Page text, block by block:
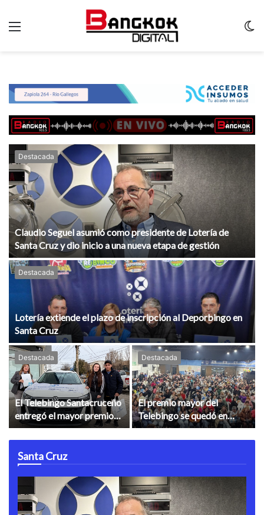
Destacada
Claudio Seguel asumió como presidente de Lotería de
Santa Cruz y dio inicio a una nueva etapa de gestión
Destacada
Lotería extiende el plazo de inscripción al Deporbingo en
Santa Cruz
Destacada
El Telebingo Santacruceño
entregó el mayor premio
del especial Día del
Trabajador
Destacada
El premio mayor del
Telebingo se quedó en
Puerto San Julián en una
noche de emoción y
Santa Cruz